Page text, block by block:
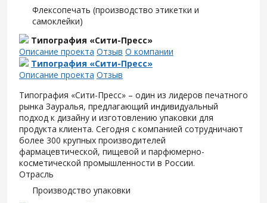
Флексопечать (производство этикетки и
самоклейки)
Типография «Сити-Пресс»
Описание проекта Отзыв О компании
Типография «Сити-Пресс»
Описание проекта Отзыв
Типография «Сити-Пресс» – один из лидеров печатного
рынка Зауралья, предлагающий индивидуальный
подход к дизайну и изготовлению упаковки для
продукта клиента. Сегодня с компанией сотрудничают
более 300 крупных производителей
фармацевтической, пищевой и парфюмерно-
косметической промышленности в России.
Отрасль
Производство упаковки